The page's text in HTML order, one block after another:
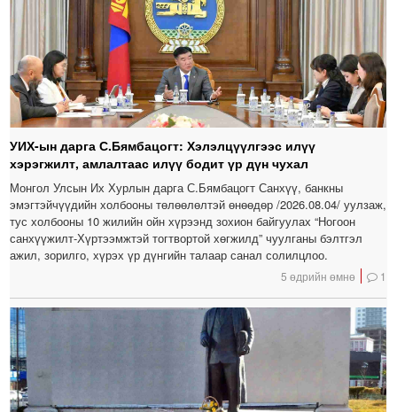
УИХ-ын дарга С.Бямбацогт: Хэлэлцүүлгээс илүү
хэрэгжилт, амлалтаас илүү бодит үр дүн чухал
Монгол Улсын Их Хурлын дарга С.Бямбацогт Санхүү, банкны
эмэгтэйчүүдийн холбооны төлөөлөлтэй өнөөдөр /2026.08.04/ уулзаж,
тус холбооны 10 жилийн ойн хүрээнд зохион байгуулах “Ногоон
санхүүжилт-Хүртээмжтэй тогтвортой хөгжилд” чуулганы бэлтгэл
ажил, зорилго, хүрэх үр дүнгийн талаар санал солилцлоо.
5 өдрийн өмнө 1